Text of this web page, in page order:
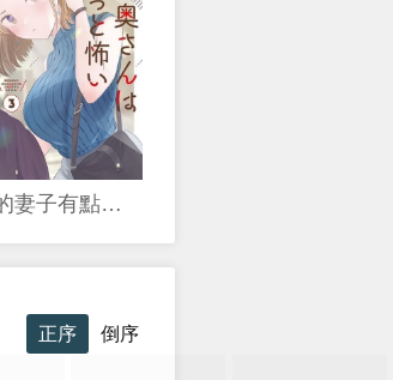
我的妻子有點可怕
正序 倒序